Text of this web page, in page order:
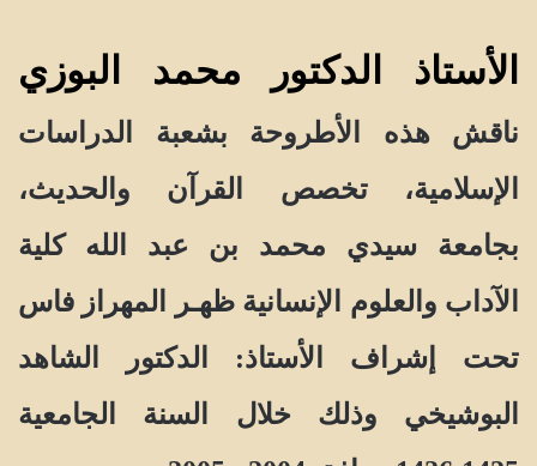
الأستاذ لدكتور محمد البوزي
ناقش هذه الأطروحة بشعبة الدراسات
الإسلامية، تخصص القرآن والحديث،
بجامعة سيدي محمد بن عبد الله كلية
الآداب والعلوم الإنسانية ظهـر المهراز فاس
تحت إشراف الأستاذ:
الدكتور الشاهد
البوشيخي وذلك خلال السنة الجامعية